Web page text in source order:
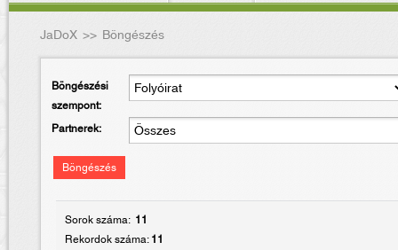
JaDoX>> Böngészés
Böngészési
szempont:
Partnerek:
Böngészés
Sorok száma: 11
Rekordok száma:11